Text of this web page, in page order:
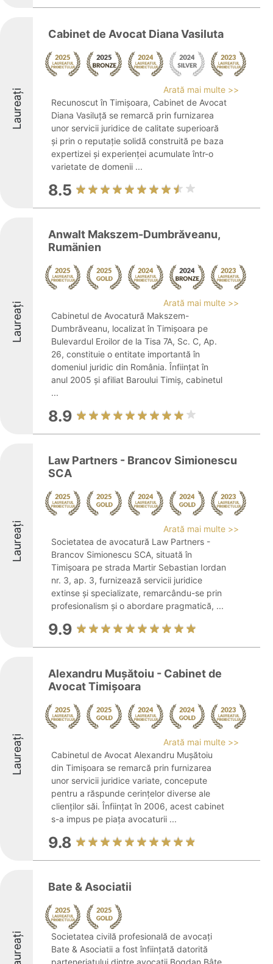
Laureați
Cabinet de Avocat Diana Vasiluta
Arată mai multe >>
Recunoscut în Timișoara, Cabinet de Avocat
Diana Vasiluță se remarcă prin furnizarea
unor servicii juridice de calitate superioară
și prin o reputație solidă construită pe baza
expertizei și experienței acumulate într-o
varietate de domenii ...
8.5
Laureați
Anwalt Makszem-Dumbrăveanu,
Rumänien
Arată mai multe >>
Cabinetul de Avocatură Makszem-
Dumbrăveanu, localizat în Timișoara pe
Bulevardul Eroilor de la Tisa 7A, Sc. C, Ap.
26, constituie o entitate importantă în
domeniul juridic din România. Înființat în
anul 2005 și afiliat Baroului Timiș, cabinetul
...
8.9
Laureați
Law Partners - Brancov Simionescu
SCA
Arată mai multe >>
Societatea de avocatură Law Partners -
Brancov Simionescu SCA, situată în
Timișoara pe strada Martir Sebastian Iordan
nr. 3, ap. 3, furnizează servicii juridice
extinse și specializate, remarcându-se prin
profesionalism și o abordare pragmatică, ...
9.9
Laureați
Alexandru Mușătoiu - Cabinet de
Avocat Timișoara
Arată mai multe >>
Cabinetul de Avocat Alexandru Mușătoiu
din Timișoara se remarcă prin furnizarea
unor servicii juridice variate, concepute
pentru a răspunde cerințelor diverse ale
clienților săi. Înființat în 2006, acest cabinet
s-a impus pe piața avocaturii ...
9.8
Laureați
Bate & Asociatii
Societatea civilă profesională de avocați
Bate & Asociatii a fost înființată datorită
parteneriatului dintre avocații Bogdan Bâte